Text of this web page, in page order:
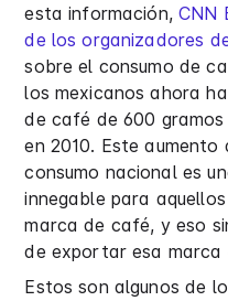
esta información,CNN
de los organizadores
sobre el consumo de
los mexicanos ahora
de café de 600 gramos
en 2010. Este
consumo nacional es
innegable para
marca de café, y eso
de exportar esa marca
Estos son algunos de